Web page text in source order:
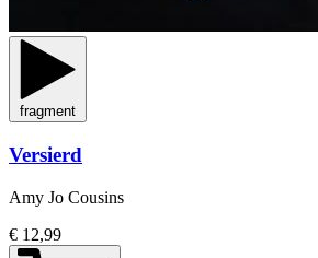
fragment
Versierd
Amy Jo Cousins
€ 12,99